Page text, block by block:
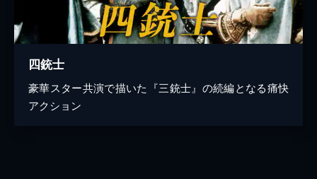
四銃士
豪華スター共演で描いた『三銃士』の続編となる痛快
アクション